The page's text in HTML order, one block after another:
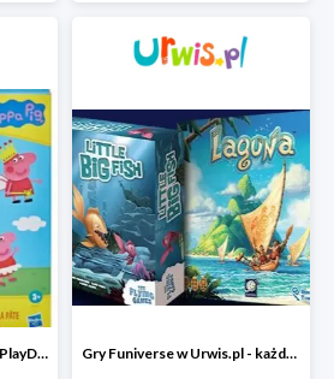
Zestaw z masą plastyczną PlayDoh Świnka Peppa Gry Funiverse w Urwis.pl - każda kolejna gra taniej